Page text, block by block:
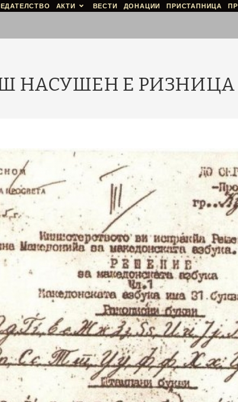
АКТИ ВЕСТИ ДОНАЦИИ ПРИСТАПНИЦА
НАСУШЕН Е